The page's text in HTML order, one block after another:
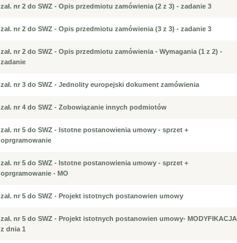
zał. nr 2 do SWZ - Opis przedmiotu zamówienia (2 z 3) - zadanie 3
zał. nr 2 do SWZ - Opis przedmiotu zamówienia (3 z 3) - zadanie 3
zał. nr 2 do SWZ - Opis przedmiotu zamówienia - Wymagania (1 z 2) -
zadanie
zał. nr 3 do SWZ - Jednolity europejski dokument zamówienia
zał. nr 4 do SWZ - Zobowiązanie innych podmiotów
zał. nr 5 do SWZ - Istotne postanowienia umowy - sprzet +
oprgramowanie
zał. nr 5 do SWZ - Istotne postanowienia umowy - sprzet +
oprgramowanie - MO
zał. nr 5 do SWZ - Projekt istotnych postanowien umowy
zał. nr 5 do SWZ - Projekt istotnych postanowien umowy- MODYFIKACJA
z dnia 1